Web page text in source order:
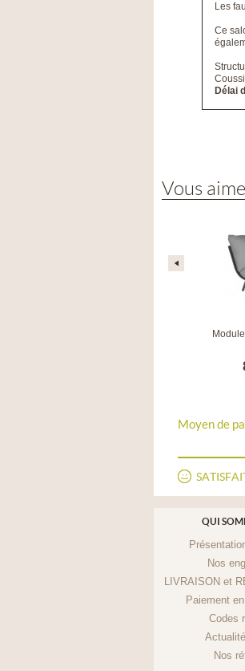
Les
Ce
Délai
Vous
Moyen de
QUI
Nos
LIVRAISON et
Paiement
Codes
Nos